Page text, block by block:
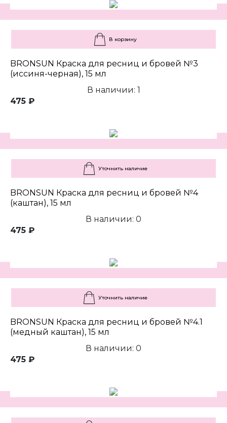
В корзину
BRONSUN Краска для ресниц и бровей №3
(иссиня-черная), 15 мл
В наличии: 1
475 ₽
Уточнить наличие
BRONSUN Краска для ресниц и бровей №4
(каштан), 15 мл
В наличии: 0
475 ₽
Уточнить наличие
BRONSUN Краска для ресниц и бровей №4.1
(медный каштан), 15 мл
В наличии: 0
475 ₽